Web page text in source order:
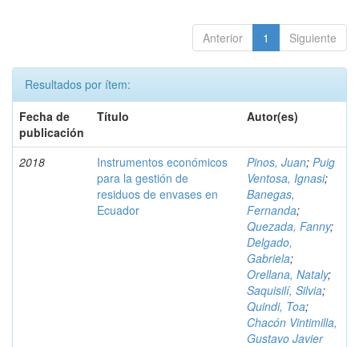
Anterior 1 Siguiente
Resultados por ítem:
Fecha de
publicación
Título Autor(es)
2018
Instrumentos económicos
para la gestión de
residuos de envases en
Ecuador
Pinos, Juan; Puig
Ventosa, Ignasi;
Banegas,
Fernanda;
Quezada, Fanny;
Delgado,
Gabriela;
Orellana, Nataly;
Saquisilí, Silvia;
Quindi, Toa;
Chacón Vintimilla,
Gustavo Javier